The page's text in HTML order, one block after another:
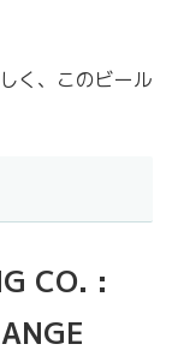
く、このビール
CO. :